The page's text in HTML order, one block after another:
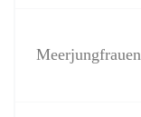
Meerjungfrauen